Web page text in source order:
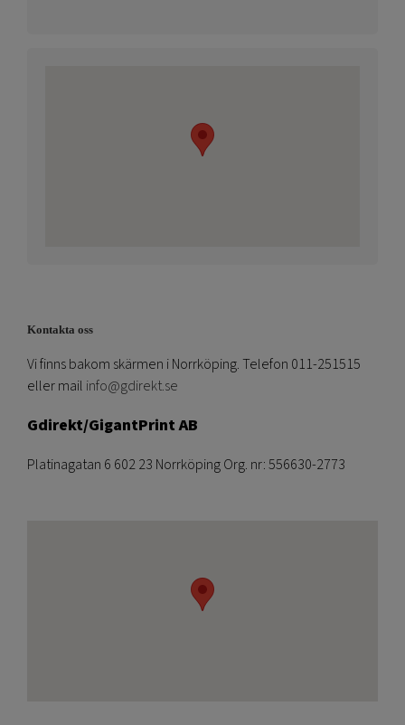
Kontakta oss
Vi finns bakom skärmen i Norrköping. Telefon 011-251515
eller mail info@gdirekt.se
Gdirekt/GigantPrint AB
Platinagatan 6 602 23 Norrköping Org. nr: 556630-2773